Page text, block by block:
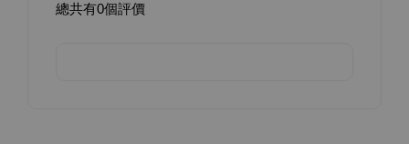
總共有0個評價